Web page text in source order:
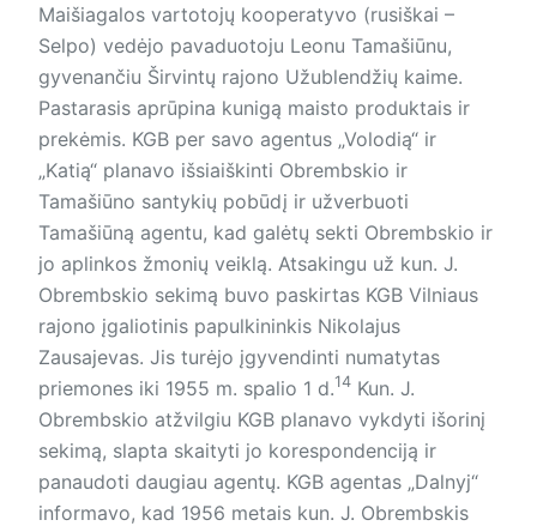
Maišiagalos vartotojų kooperatyvo (rusiškai –
Selpo) vedėjo pavaduotoju Leonu Tamašiūnu,
gyvenančiu Širvintų rajono Užublendžių kaime.
Pastarasis aprūpina kunigą maisto produktais ir
prekėmis. KGB per savo agen­tus „Volodią“ ir
„Katią“ planavo išsiaiškinti Obrembskio ir
Tamašiūno santykių pobūdį ir užverbuoti
Tamašiūną agentu, kad galėtų sekti Obrembskio ir
jo aplinkos žmonių veiklą. Atsakingu už kun. J.
Obrembskio sekimą buvo paskirtas KGB Vilniaus
rajono įgaliotinis papulkininkis Nikolajus
Zausajevas. Jis turėjo įgy­vendinti numatytas
priemones iki 1955 m. spalio 1 d.14 Kun. J.
Obrembskio atžvilgiu KGB planavo vykdyti išorinį
sekimą, slapta skaityti jo korespondenciją ir
panaudoti daugiau agen­tų. KGB agentas „Dalnyj“
informavo, kad 1956 metais kun. J. Ob­rembskis